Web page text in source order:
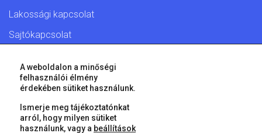
Lakossági kapcsolat
Sajtókapcsolat
© 2026 Győr Megyei Jogú Város • Minden jog fenntartva!
A weboldalon a minőségi
felhasználói élmény
érdekében sütiket használunk.
Ismerje meg tájékoztatónkat
arról, hogy milyen sütiket
használunk, vagy a beállítások